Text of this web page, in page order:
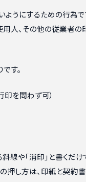
うにするための行為で
人、その他の従業者の
す。
を問わず可）
線や「消印」と書くだ
押し方は、印紙と契約